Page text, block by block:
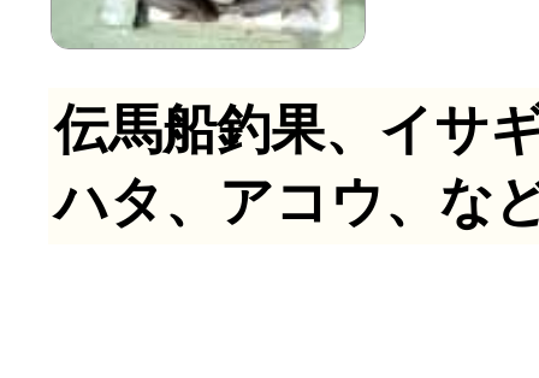
伝馬船釣果、イサ
ハタ、アコウ、な